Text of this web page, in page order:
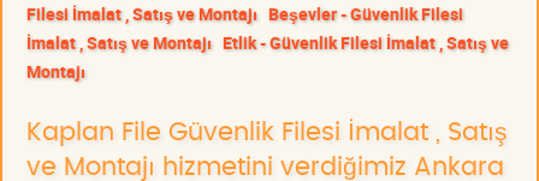
Filesi İmalat , Satış ve Montajı Beşevler - Güvenlik Filesi
İmalat , Satış ve Montajı Etlik - Güvenlik Filesi İmalat , Satış ve
Montajı
Kaplan File Güvenlik Filesi İmalat , Satış
ve Montajı hizmetini verdiğimiz Ankara